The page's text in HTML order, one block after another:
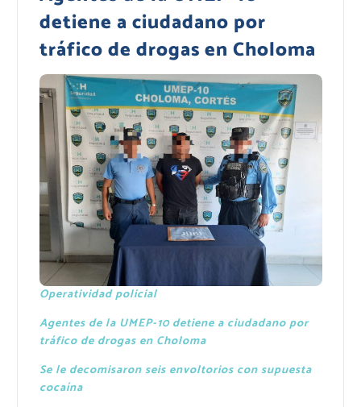
detiene a ciudadano por
tráfico de drogas en Choloma
Operatividad policial
Agentes de la UMEP-10 detiene a ciudadano por
tráfico de drogas en Choloma
Se le decomisaron seis envoltorios con supuesta
cocaína